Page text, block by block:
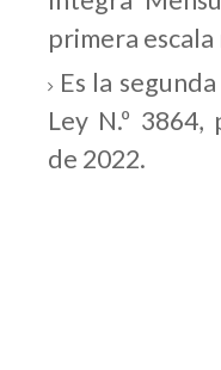
primera
Es la
Ley N.º
de 2022.